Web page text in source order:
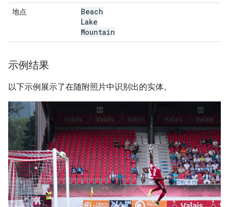
地点
Beach
Lake
Mountain
示例结果
以下示例展示了在随附照片中识别出的实体。